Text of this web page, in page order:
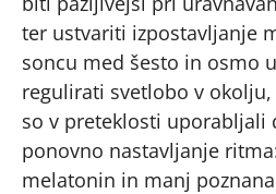
ter ustvariti izpostavljanje
soncu med šesto in osmo
regulirati svetlobo v
so v preteklosti uporabljali
ponovno nastavljanje
melatonin in manj